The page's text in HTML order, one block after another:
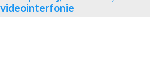
videointerfonie